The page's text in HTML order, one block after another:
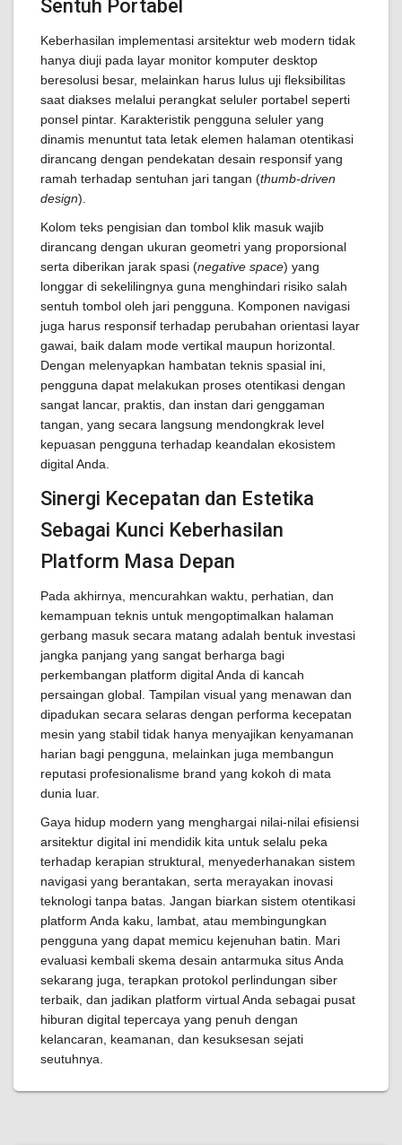
Sentuh Portabel
Keberhasilan implementasi arsitektur web modern tidak
hanya diuji pada layar monitor komputer desktop
beresolusi besar, melainkan harus lulus uji fleksibilitas
saat diakses melalui perangkat seluler portabel seperti
ponsel pintar. Karakteristik pengguna seluler yang
dinamis menuntut tata letak elemen halaman otentikasi
dirancang dengan pendekatan desain responsif yang
ramah terhadap sentuhan jari tangan (thumb-driven
design).
Kolom teks pengisian dan tombol klik masuk wajib
dirancang dengan ukuran geometri yang proporsional
serta diberikan jarak spasi (negative space) yang
longgar di sekelilingnya guna menghindari risiko salah
sentuh tombol oleh jari pengguna. Komponen navigasi
juga harus responsif terhadap perubahan orientasi layar
gawai, baik dalam mode vertikal maupun horizontal.
Dengan melenyapkan hambatan teknis spasial ini,
pengguna dapat melakukan proses otentikasi dengan
sangat lancar, praktis, dan instan dari genggaman
tangan, yang secara langsung mendongkrak level
kepuasan pengguna terhadap keandalan ekosistem
digital Anda.
Sinergi Kecepatan dan Estetika
Sebagai Kunci Keberhasilan
Platform Masa Depan
Pada akhirnya, mencurahkan waktu, perhatian, dan
kemampuan teknis untuk mengoptimalkan halaman
gerbang masuk secara matang adalah bentuk investasi
jangka panjang yang sangat berharga bagi
perkembangan platform digital Anda di kancah
persaingan global. Tampilan visual yang menawan dan
dipadukan secara selaras dengan performa kecepatan
mesin yang stabil tidak hanya menyajikan kenyamanan
harian bagi pengguna, melainkan juga membangun
reputasi profesionalisme brand yang kokoh di mata
dunia luar.
Gaya hidup modern yang menghargai nilai-nilai efisiensi
arsitektur digital ini mendidik kita untuk selalu peka
terhadap kerapian struktural, menyederhanakan sistem
navigasi yang berantakan, serta merayakan inovasi
teknologi tanpa batas. Jangan biarkan sistem otentikasi
platform Anda kaku, lambat, atau membingungkan
pengguna yang dapat memicu kejenuhan batin. Mari
evaluasi kembali skema desain antarmuka situs Anda
sekarang juga, terapkan protokol perlindungan siber
terbaik, dan jadikan platform virtual Anda sebagai pusat
hiburan digital tepercaya yang penuh dengan
kelancaran, keamanan, dan kesuksesan sejati
seutuhnya.